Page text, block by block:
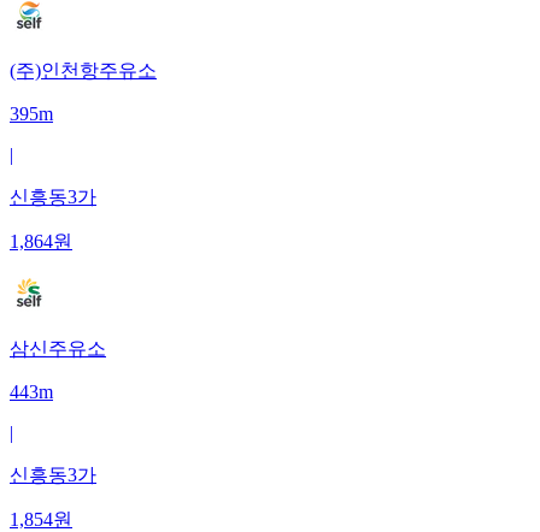
(주)인천항주유소
395m
|
신흥동3가
1,864원
삼신주유소
443m
|
신흥동3가
1,854원